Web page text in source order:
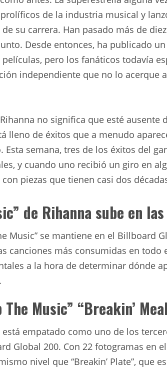
de la industria musical y
su carrera. Han pasado más de
Desde entonces, ha publicado
pero los fanáticos todavía
independiente que no lo acerque
no significa que esté ausente
lleno de éxitos que a menudo
semana, tres de los éxitos del
y cuando uno recibió un giro en
piezas que tienen casi dos
de Rihanna sube en
Music” se mantiene en el Billboard
canciones más consumidas en todo
a la hora de determinar dónde
Music” “Breakin’
está empatado como uno de los
Global 200. Con 22 fotogramas en
nivel que “Breakin’ Plate”, que